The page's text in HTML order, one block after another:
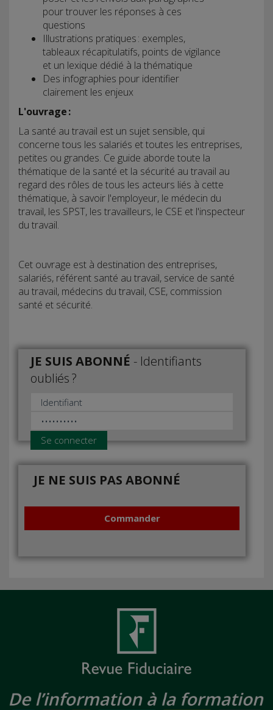
pour trouver les réponses à ces
questions
Illustrations pratiques : exemples,
tableaux récapitulatifs, points de vigilance
et un lexique dédié à la thématique
Des infographies pour identifier
clairement les enjeux
L'ouvrage :
La santé au travail est un sujet sensible, qui
concerne tous les salariés et toutes les entreprises,
petites ou grandes. Ce guide aborde toute la
thématique de la santé et la sécurité au travail au
regard des rôles de tous les acteurs liés à cette
thématique, à savoir l'employeur, le médecin du
travail, les SPST, les travailleurs, le CSE et l'inspecteur
du travail.
Cet ouvrage est à destination des entreprises,
salariés, référent santé au travail, service de santé
au travail, médecins du travail, CSE, commission
santé et sécurité.
JE SUIS ABONNÉ - Identifiants
oubliés ?
Se connecter
JE NE SUIS PAS ABONNÉ
Commander